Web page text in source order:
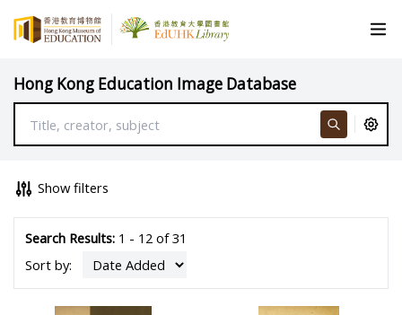
Hong Kong Education Image Database
Show filters
Search Results:1 - 12 of 31
Sort by: